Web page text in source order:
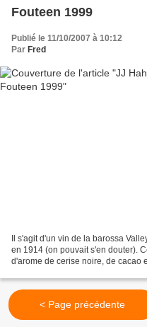
Fouteen 1999
Publié le 11/10/2007 à 10:12
Par Fred
Il s'agit d'un vin de la barossa
en 1914 (on pouvait s'en douter).
d'arome de cerise noire, de cacao
< Page précédente